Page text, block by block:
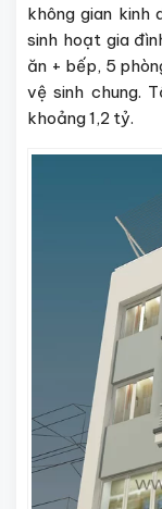
không gian kinh
sinh hoạt gia
ăn + bếp, 5
vệ sinh chung.
khoảng 1,2 tỷ.